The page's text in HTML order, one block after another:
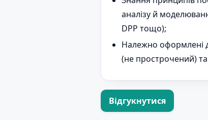
аналізу й
DPP тощо);
Належно оформлені
(не прострочений) та
Відгукнутися